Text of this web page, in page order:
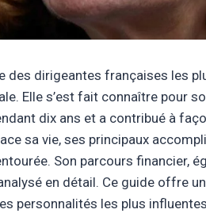
des dirigeantes françaises les
Elle s’est fait connaître pour
dix ans et a contribué à
sa vie, ses principaux
Son parcours financier,
en détail. Ce guide offre
personnalités les plus